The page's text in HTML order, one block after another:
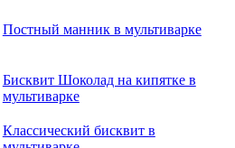
Постный манник в мультиварке
Бисквит Шоколад на кипятке в
мультиварке
Классический бисквит в